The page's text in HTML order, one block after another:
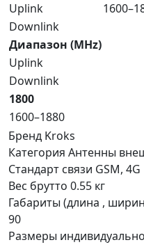
Uplink
Downlink
Диапазон (MHz)
Uplink
Downlink
1800
1600–1880
Бренд Kroks
Категория Антенны
Стандарт связи GSM, 4G
Вес брутто 0.55 кг
Габариты (длина ,
90
Размеры